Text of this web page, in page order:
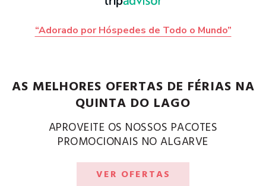
“Adorado por Hóspedes de Todo o Mundo”
AS MELHORES OFERTAS DE FÉRIAS NA
QUINTA DO LAGO
APROVEITE OS NOSSOS PACOTES
PROMOCIONAIS NO ALGARVE
VER OFERTAS